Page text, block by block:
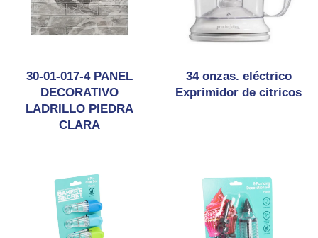
30-01-017-4 PANEL
DECORATIVO
LADRILLO PIEDRA
CLARA
34 onzas. eléctrico
Exprimidor de citricos